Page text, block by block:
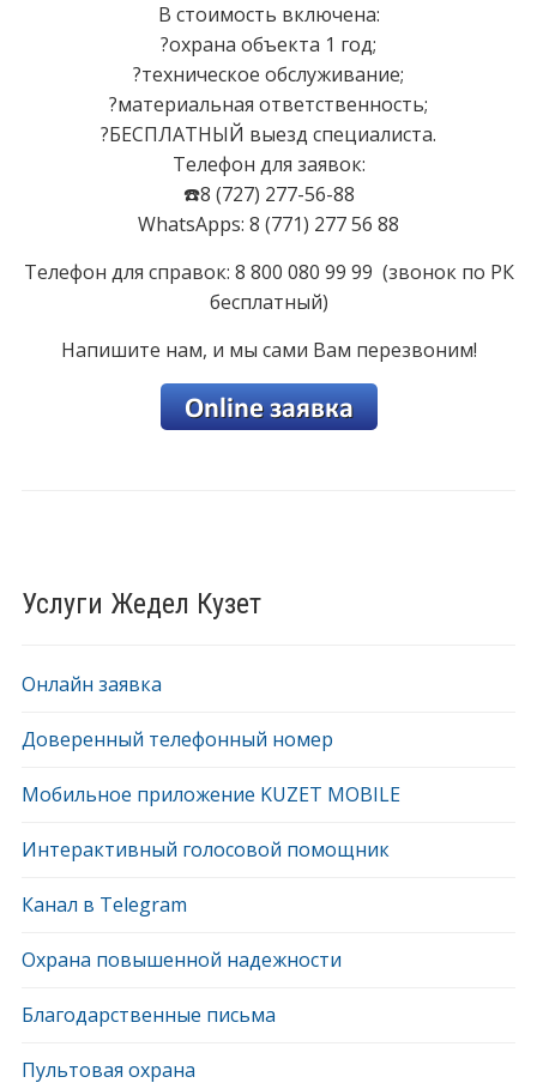
Услуги Жедел Кузет
Онлайн заявка
Доверенный телефонный номер
Мобильное приложение KUZET MOBILE
Интерактивный голосовой помощник
Канал в Telegram
Охрана повышенной надежности
Благодарственные письма
Пультовая охрана
В стоимость включена:
?охрана объекта 1 год;
?техническое обслуживание;
?материальная ответственность;
?БЕСПЛАТНЫЙ выезд специалиста.
Телефон для заявок:
☎️8 (727) 277-56-88
WhatsApps: 8 (771) 277 56 88
Телефон для справок: 8 800 080 99 99 (звонок по РК
бесплатный)
Напишите нам, и мы сами Вам перезвоним!